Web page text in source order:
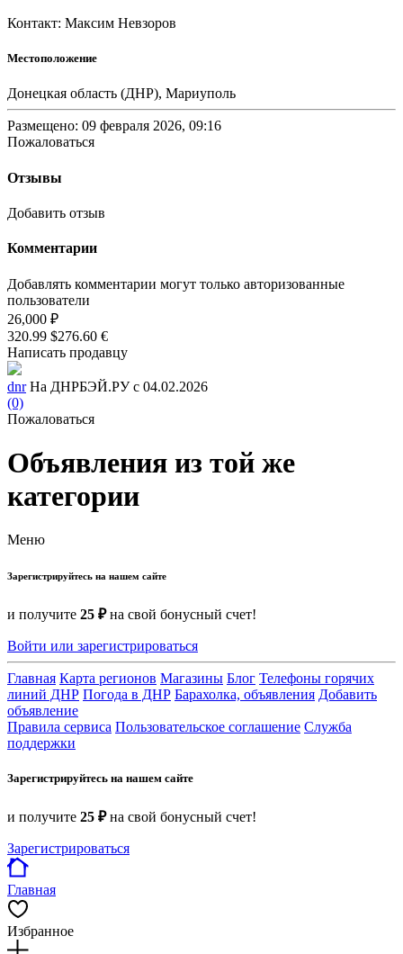
Контакт: Максим Невзоров
Местоположение
Донецкая область (ДНР), Мариуполь
Размещено: 09 февраля 2026, 09:16
Пожаловаться
Отзывы
Добавить отзыв
Комментарии
Добавлять комментарии могут только авторизованные
пользователи
26,000 ₽
320.99 $276.60 €
Написать продавцу
dnr На ДНРБЭЙ.РУ с 04.02.2026
(0)
Пожаловаться
Объявления из той же
категории
Меню
Зарегистрируйтесь на нашем сайте
и получите 25 ₽на свой бонусный счет!
Войти или зарегистрироваться
Главная Карта регионов Магазины Блог Телефоны горячих
линий ДНР Погода в ДНР Барахолка, объявления Добавить
объявление
Правила сервиса Пользовательское соглашение Служба
поддержки
Зарегистрируйтесь на нашем сайте
и получите 25 ₽на свой бонусный счет!
Зарегистрироваться
Главная
Избранное